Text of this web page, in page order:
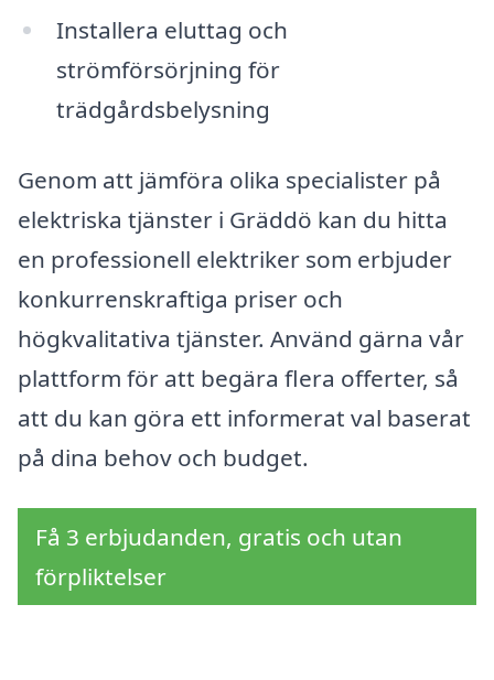
Installera eluttag och
strömförsörjning för
trädgårdsbelysning
Genom att jämföra olika specialister på
elektriska tjänster i Gräddö kan du hitta
en professionell elektriker som erbjuder
konkurrenskraftiga priser och
högkvalitativa tjänster. Använd gärna vår
plattform för att begära flera offerter, så
att du kan göra ett informerat val baserat
på dina behov och budget.
Få 3 erbjudanden, gratis och utan
förpliktelser